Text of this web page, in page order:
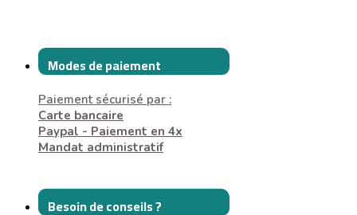
Modes de paiement
Paiement sécurisé par :
Carte bancaire
Paypal - Paiement en 4x
Mandat administratif
Besoin de conseils ?